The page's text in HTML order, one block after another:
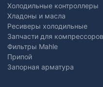
Холодильные контроллеры
Хладоны и масла
Ресиверы холодильные
Запчасти для компрессоров
Фильтры Mahle
Припой
Запорная арматура